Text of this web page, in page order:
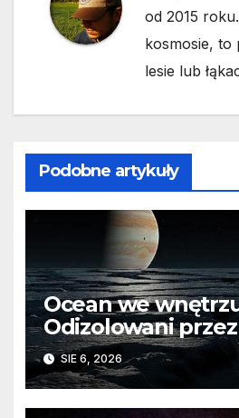
od 2015
kosmosie, to
lesie lub
Podobne artykuły
Ocean we
Odizolowani
barierę
SIE 6, 2026